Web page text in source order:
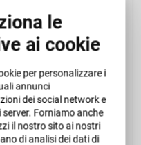
la compilazione di
l'utente possa
aspetti del corso
le
ai cookie
per personalizzare i
annunci
dei social network e
Forniamo anche
il nostro sito ai nostri
di analisi dei dati di